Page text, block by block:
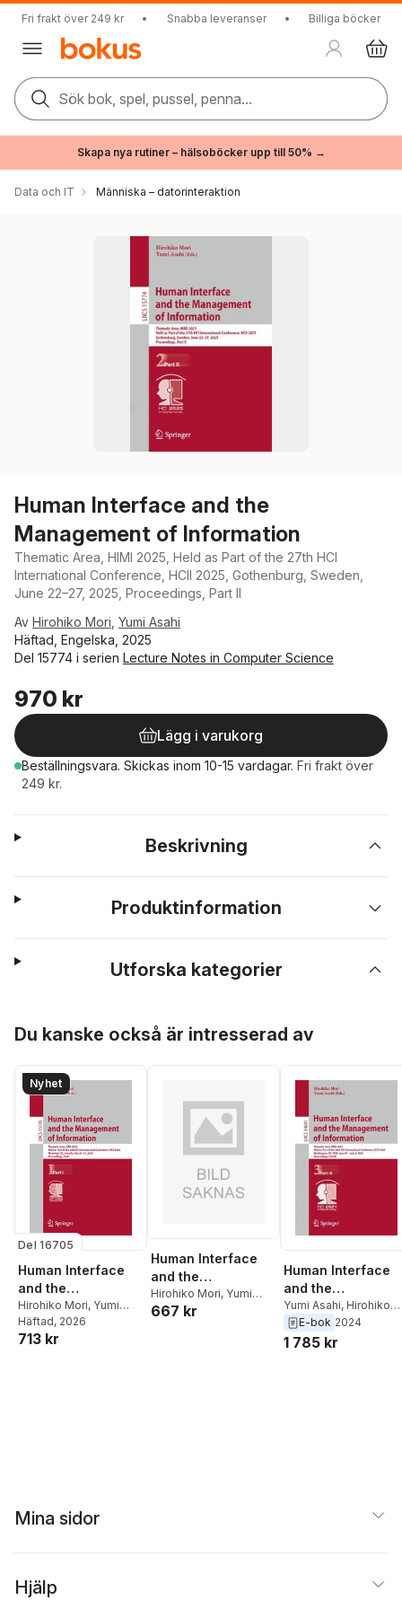
Fri frakt över 249 kr • Snabba leveranser • Billiga böcker
Sök bok, spel, pussel, penna...
Skapa nya rutiner – hälsoböcker upp till 50% →
Data och IT Människa – datorinteraktion
Human Interface and the
Management of Information
Thematic Area, HIMI 2025, Held as Part of the 27th HCI
International Conference, HCII 2025, Gothenburg, Sweden,
June 22–27, 2025, Proceedings, Part II
Av Hirohiko Mori Yumi Asahi
Häftad, Engelska, 2025
Del 15774 i serien Lecture Notes in Computer Science
970 kr
Lägg i varukorg
Beställningsvara. Skickas inom 10-15 vardagar. Fri frakt över
249 kr.
Beskrivning
Produktinformation
Utforska kategorier
Du kanske också är intresserad av
Nyhet
Del 16705
Human Interface
and the
Management of
Information
Hirohiko Mori, Yumi
Asahi
Häftad, 2026
713 kr
Human Interface
and the
Management of
Information :
Hirohiko Mori, Yumi
Asahi
667 kr
Human Interface
and the
Management of
Information
Yumi Asahi, Hirohiko
MoriE-bok 2024
1 785 kr
Mina sidor
Hjälp